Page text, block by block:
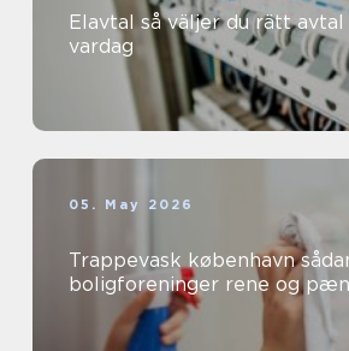
Elavtal så väljer du rätt avtal för din
vardag
05. May 2026
Trappevask københavn sådan sikrer
boligforeninger rene og